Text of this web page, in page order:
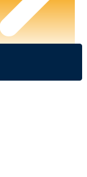
より、売上の一部が